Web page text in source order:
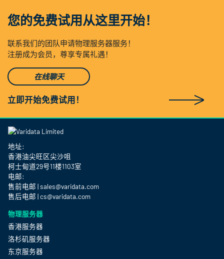
您的免费试用从这里开始！
联系我们的团队申请物理服务器服务！
注册成为会员，尊享专属礼遇！
在线聊天
立即开始免费试用！
地址:
香港油尖旺区尖沙咀
柯士甸道29号11楼1103室
电邮:
售前电邮 | sales@varidata.com
售后电邮 | cs@varidata.com
物理服务器
香港服务器
洛杉矶服务器
东京服务器